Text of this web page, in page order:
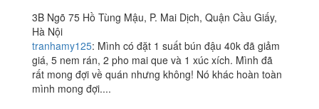
3B Ngõ 75 Hồ Tùng Mậu, P. Mai Dịch, Quận Cầu Giấy,
Hà Nội
tranhamy125: Mình có đặt 1 suất bún đậu 40k đã giảm
giá, 5 nem rán, 2 pho mai que và 1 xúc xích. Mình đã
rất mong đợi về quán nhưng không! Nó khác hoàn toàn
mình mong đợi....